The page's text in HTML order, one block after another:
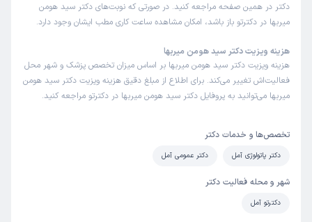
دکتر در همین صفحه مراجعه کنید. در صورتی که نوبت‌های دکتر سید هومن
میربها در دکترتو باز باشد، امکان مشاهده ساعت کاری مطب ایشان وجود دارد.
هزینه ویزیت دکتر سید هومن میربها
هزینه ویزیت دکتر سید هومن میربها بر اساس میزان تخصص پزشک و شهر محل
فعالیت‌اش تغییر می‌کند. برای اطلاع از مبلغ دقیق هزینه ویزیت دکتر سید هومن
میربها می‌توانید به پروفایل دکتر سید هومن میربها در دکترتو مراجعه کنید.
تخصص‌ها و خدمات دکتر
دکتر پاتولوژی آمل دکتر عمومی آمل
شهر و محله فعالیت دکتر
دکترتو آمل